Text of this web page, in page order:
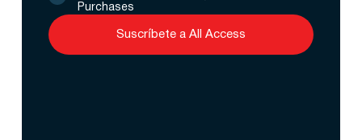
Purchases
Suscríbete a All Access